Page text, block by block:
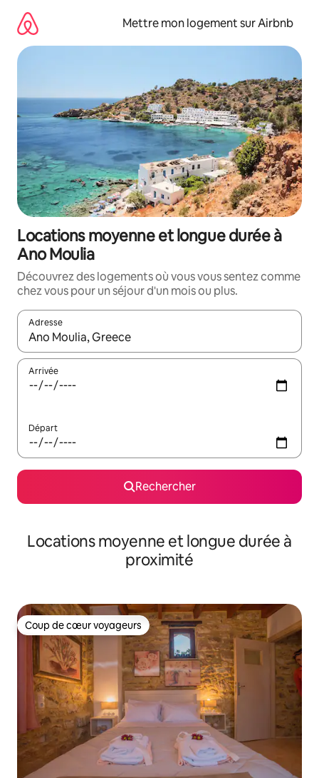
directement
contenu
Mettre mon logement sur Airbnb
Locations moyenne et longue durée à
Ano Moulia
Découvrez des logements où vous vous sentez comme
chez vous pour un séjour d'un mois ou plus.
Adresse
Lorsque les résultats s'affichent, utilisez les flèches vers le
Arrivée
Départ
Rechercher
Locations moyenne et longue durée à
proximité
Coup de cœur voyageurs
Coup de cœur voyageurs